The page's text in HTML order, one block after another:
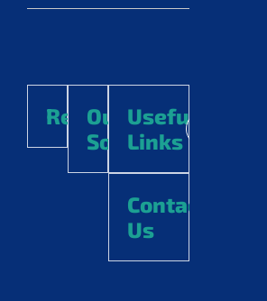
Resources
Our
Socials
Useful
Links
Contact
Us